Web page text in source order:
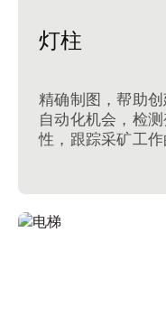
灯柱
精确制图，帮助
自动化机会，检
性，跟踪采矿工作